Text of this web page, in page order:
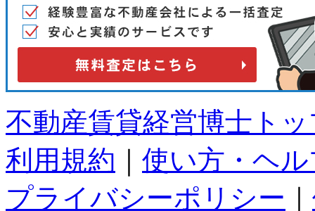
不動産賃貸経営博士ト
利用規約
使い方・ヘ
プライバシーポリシー